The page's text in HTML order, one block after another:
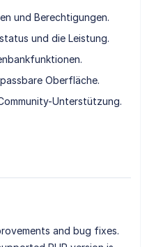
und Berechtigungen.
und die Leistung.
Oberfläche.
Unterstützung.
and bug fixes.